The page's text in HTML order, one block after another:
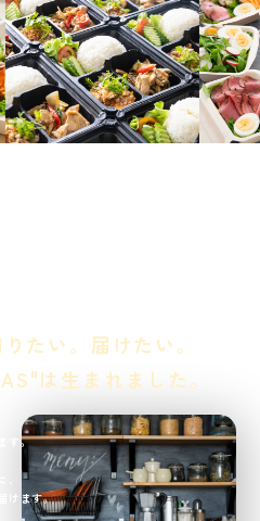
たい。 届けたい。
は生まれました。
す。
けます。